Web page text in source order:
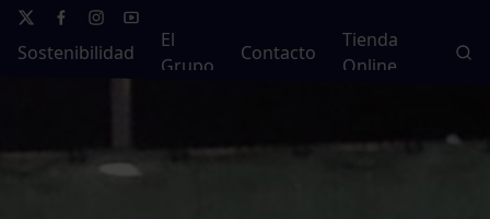
Sostenibilidad
El
Grupo
Contacto
Tienda
Online